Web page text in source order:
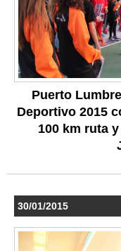
Puerto
Deportivo 2015
100 km ruta
30/01/2015